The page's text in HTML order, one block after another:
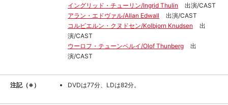
イングリッド・チューリン/Ingrid Thulin
出演/CAST
アラン・エドヴァル/Allan Edwall
出演/CAST
コルビエルン・クヌドセン/Kolbjorn Knudsen
出
演/CAST
ウーロフ・テューンベルイ/Olof Thunberg
出
演/CAST
注記（※） DVDは77分、LDは82分。